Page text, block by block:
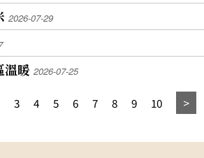
2026-07-29
暖 2026-07-25
3 4 5 6 7 8 9 10